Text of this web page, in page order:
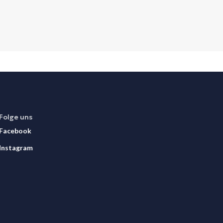
Folge uns
Facebook
Instagram